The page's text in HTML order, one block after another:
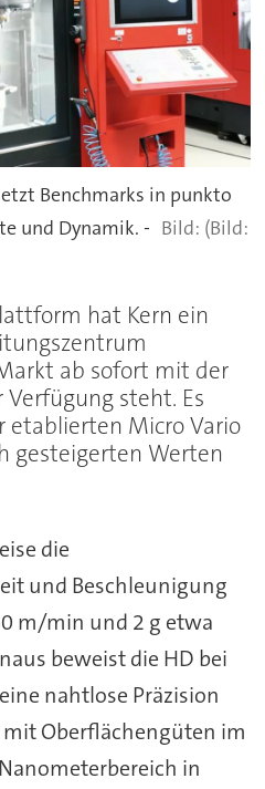
Benchmarks in punkto
und Dynamik. -
(Bild:
hat Kern ein
ab sofort mit der
Verfügung steht. Es
Micro Vario
gesteigerten Werten
die
und Beschleunigung
m/min und 2 g etwa
beweist die HD bei
nahtlose Präzision
Oberflächengüten im
in